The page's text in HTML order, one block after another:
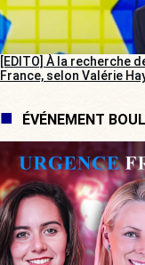
[EDITO] À la recherche
France, selon Valérie
ÉVÉNEMENT